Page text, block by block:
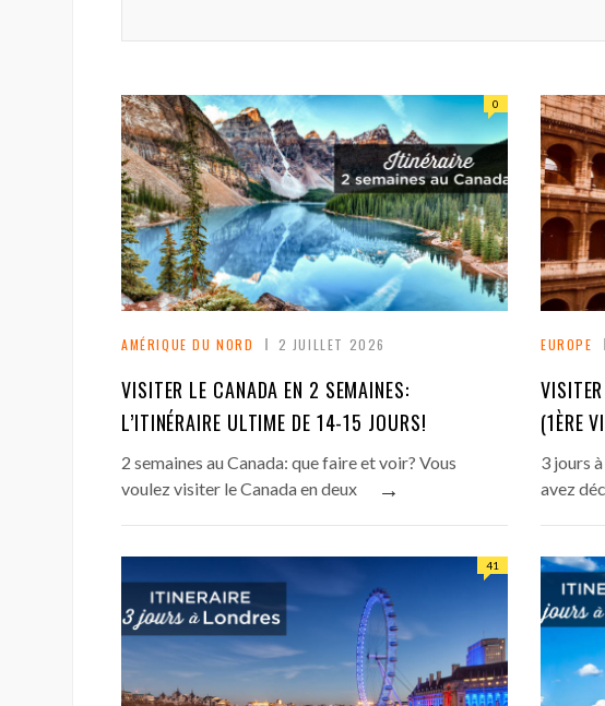
AMÉRIQUE DU NORD 2 JUILLET 2026
0
VISITER LE CANADA EN 2 SEMAINES:
L’ITINÉRAIRE ULTIME DE 14-15 JOURS!
2 semaines au Canada: que faire et voir? Vous
voulez visiter le Canada en deux
→
EUROPE
(1ÈRE
3 jours
avez
41